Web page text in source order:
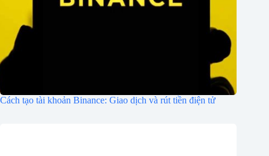
Cách tạo tài khoản Binance: Giao dịch và rút tiền điện tử